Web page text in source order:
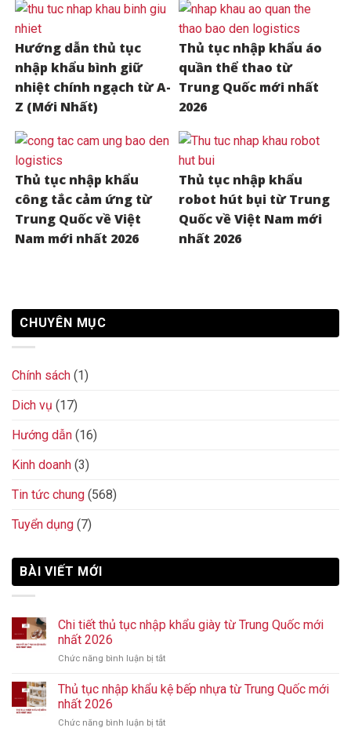
Hướng dẫn thủ tục
nhập khẩu bình giữ
nhiệt chính ngạch từ A-
Z (Mới Nhất)
Thủ tục nhập khẩu áo
quần thể thao từ
Trung Quốc mới nhất
2026
Thủ tục nhập khẩu
công tắc cảm ứng từ
Trung Quốc về Việt
Nam mới nhất 2026
Thủ tục nhập khẩu
robot hút bụi từ Trung
Quốc về Việt Nam mới
nhất 2026
CHUYÊN MỤC
Chính sách (1)
Dich vụ (17)
Hướng dẫn (16)
Kinh doanh (3)
Tin tức chung (568)
Tuyển dụng (7)
BÀI VIẾT MỚI
Chi tiết thủ tục nhập khẩu giày từ Trung Quốc mới
nhất 2026
Chức năng bình luận bị tắt
tiết
thủ
Thủ tục nhập khẩu kệ bếp nhựa từ Trung Quốc mới
nhất 2026
Chức năng bình luận bị tắt